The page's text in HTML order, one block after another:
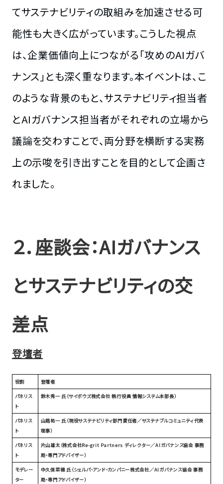
てサステナビリティの取組みを加速させる可
能性も大きく広がっています。こうした視点
は、企業価値向上につながる「攻めのAIガバ
ナンス」とも深く重なります。本イベントは、こ
のような背景のもと、サステナビリティ担当者
とAIガバナンス担当者がそれぞれの立場から
議論を交わすことで、両分野を横断する実務
上の示唆を引き出すことを目的として企画さ
れました。
２．座談会：AIガバナンス
とサステナビリティの交
差点
登壇者
役割 登壇者
パネリス
ト
鈴木秀一 氏（サイボウズ株式会社 執行役員 情報システム本部長）
パネリス
ト
山路祐一 氏（現役サステナビリティ部門責任者／サステナブルコミュニティ代表
理事）
パネリス
ト
片山雄太（株式会社Re-grit Partners ディレクター／AIガバナンス協会 事務
局・専門アドバイザー）
モデレー
ター
中久保菜穂 氏（シェルパ・アンド・カンパニー株式会社／AIガバナンス協会 事務
局・専門アドバイザー）